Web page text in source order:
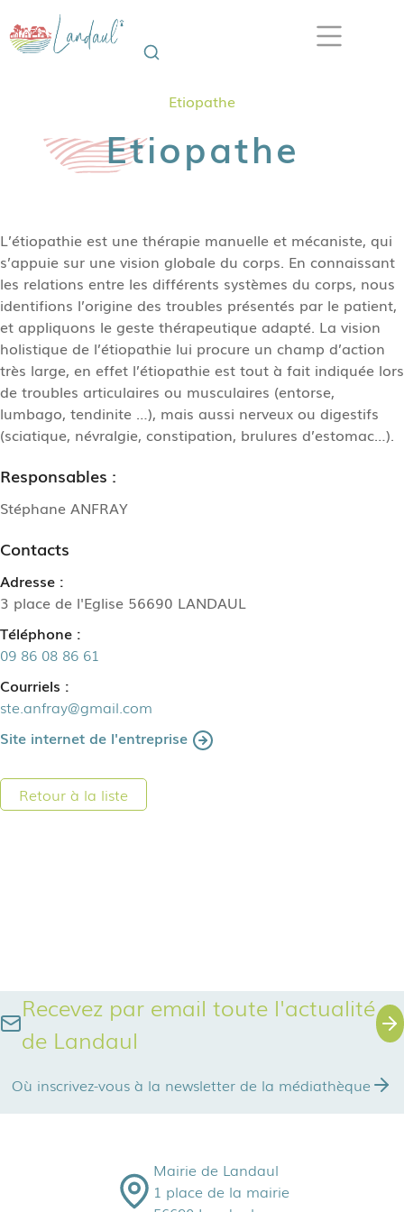
Etiopathe
Etiopathe
L’étiopathie est une thérapie manuelle et mécaniste, qui
s’appuie sur une vision globale du corps. En connaissant
les relations entre les différents systèmes du corps, nous
identifions l’origine des troubles présentés par le patient,
et appliquons le geste thérapeutique adapté. La vision
holistique de l’étiopathie lui procure un champ d’action
très large, en effet l’étiopathie est tout à fait indiquée lors
de troubles articulaires ou musculaires (entorse,
lumbago, tendinite …), mais aussi nerveux ou digestifs
(sciatique, névralgie, constipation, brulures d’estomac…).
Responsables :
Stéphane ANFRAY
Contacts
Adresse :
3 place de l'Eglise 56690 LANDAUL
Téléphone :
09 86 08 86 61
Courriels :
ste.anfray@gmail.com
Site internet de l'entreprise
Retour à la liste
Recevez par email toute l'actualité
de Landaul
Où inscrivez-vous à la newsletter de la médiathèque
Mairie de Landaul
1 place de la mairie